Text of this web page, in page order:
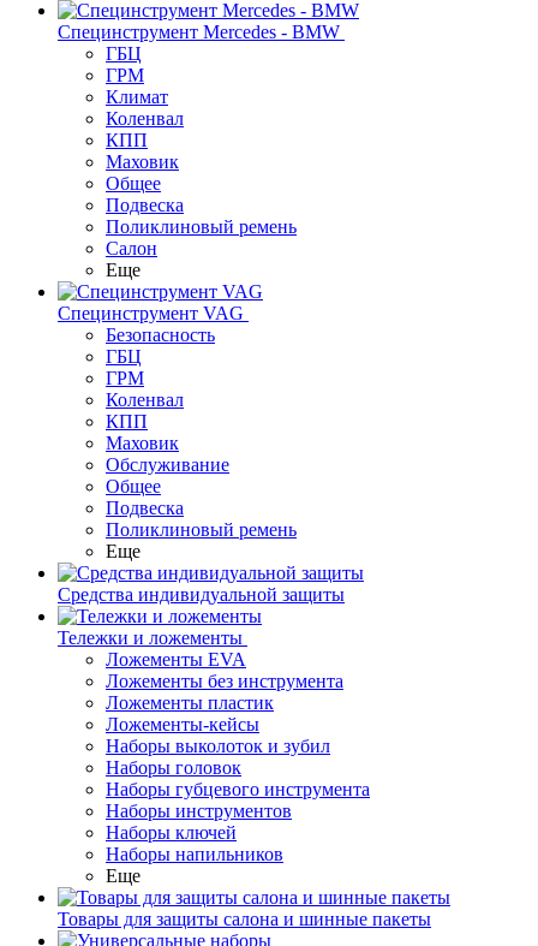
Специнструмент Mercedes - BMW
ГБЦ
ГРМ
Климат
Коленвал
КПП
Маховик
Общее
Подвеска
Поликлиновый ремень
Салон
Еще
Специнструмент VAG
Безопасность
ГБЦ
ГРМ
Коленвал
КПП
Маховик
Обслуживание
Общее
Подвеска
Поликлиновый ремень
Еще
Средства индивидуальной защиты
Тележки и ложементы
Ложементы EVA
Ложементы без инструмента
Ложементы пластик
Ложементы-кейсы
Наборы выколоток и зубил
Наборы головок
Наборы губцевого инструмента
Наборы инструментов
Наборы ключей
Наборы напильников
Еще
Товары для защиты салона и шинные пакеты